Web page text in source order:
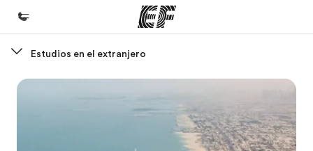
Bienvenido a EF
Estudios en el extranjero